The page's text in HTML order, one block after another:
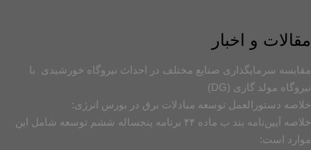
مقالات و اخبار
مقایسه سرمایگذاری صنایع مختلف در احداث نیروگاه خورشیدی با
نیروگاه مولد گازی (DG)
خلاصه دستورالعمل توسعه مبادلات برق در بورس انرژی:
خلاصه آیین‌نامه بند ب ماده ۴۴ برنامه پنجساله ششم توسعه شامل این
موارد است: